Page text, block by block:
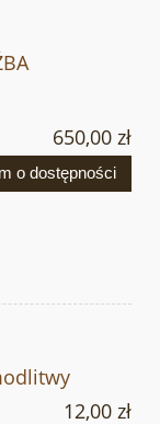
650,00 zł
o dostępności
12,00 zł